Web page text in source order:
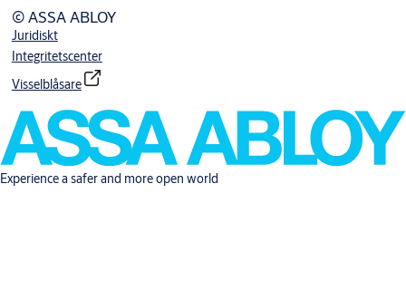
© ASSA ABLOY
Juridiskt
Integritetscenter
Visselblåsare
Experience a safer and more open world